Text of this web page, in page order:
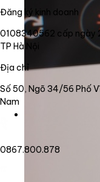
Đăng ký kinh doanh
0108340562 cấp ngày
TP Hà Nội
Địa chỉ
Số 50, Ngõ 34/56 Phố
Nam
0867.800.878